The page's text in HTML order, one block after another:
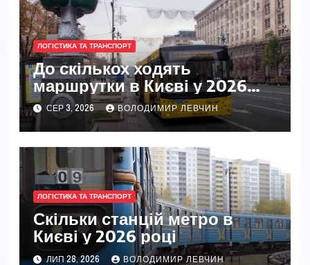
ЛОГІСТИКА ТА ТРАНСПОРТ
До скількох ходять
маршрутки в Києві у 2026
році
СЕР 3, 2026 ВОЛОДИМИР ЛЕВЧИН
ЛОГІСТИКА ТА ТРАНСПОРТ
Скільки станцій метро в
Києві у 2026 році
ЛИП 28, 2026 ВОЛОДИМИР ЛЕВЧИН